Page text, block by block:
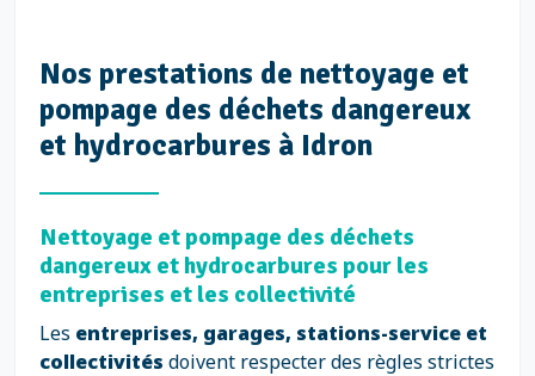
Nos prestations de nettoyage et
pompage des déchets dangereux
et hydrocarbures à Idron
Nettoyage et pompage des déchets
dangereux et hydrocarbures pour les
entreprises et les collectivité
Les entreprises, garages, stations-service et
collectivités doivent respecter des règles strictes